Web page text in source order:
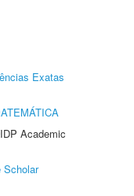
Exatas
Academic
Scholar